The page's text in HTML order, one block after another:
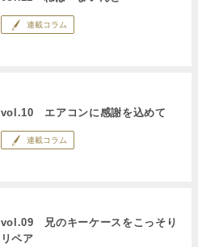
連載コラム
vol.10 エアコンに感謝を込めて
連載コラム
vol.09 兄のキーケースをこっそり
リペア